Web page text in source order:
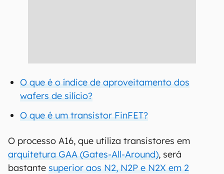
O que é o índice de aproveitamento dos
wafers de silício?
O que é um transistor FinFET?
O processo A16, que utiliza transistores em
arquitetura GAA (Gates-All-Around), será
bastante superior aos N2, N2P e N2X em 2